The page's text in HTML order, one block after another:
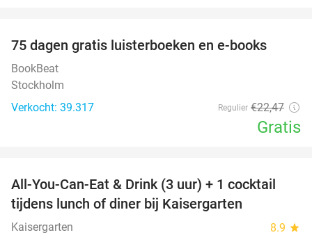
75 dagen gratis luisterboeken en e-books
BookBeat
Stockholm
Verkocht: 39.317
Regulier €22,47
Gratis
33%
All-You-Can-Eat & Drink (3 uur) + 1 cocktail
tijdens lunch of diner bij Kaisergarten
Kaisergarten 8.9 star